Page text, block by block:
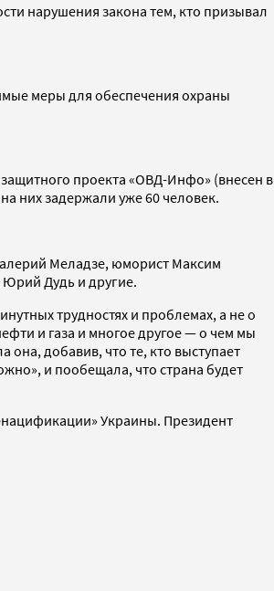
нарушения закона тем, кто призывал
меры для обеспечения охраны
проекта «ОВД-Инфо» (внесен в
них задержали уже 60 человек.
Меладзе, юморист Максим
Дудь и другие.
трудностях и проблемах, а не о
и газа и многое другое — о чем мы
добавив, что те, кто выступает
и пообещала, что страна будет
Украины. Президент